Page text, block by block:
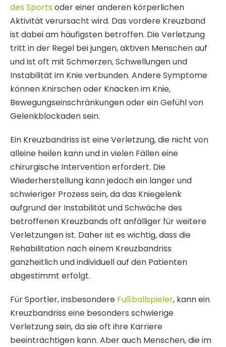
des Sportsoder einer anderen körperlichen
Aktivität verursacht wird. Das vordere Kreuzband
ist dabei am häufigsten betroffen. Die Verletzung
tritt in der Regel bei jungen, aktiven Menschen auf
und ist oft mit Schmerzen, Schwellungen und
Instabilität im Knie verbunden. Andere Symptome
können Knirschen oder Knacken im Knie,
Bewegungseinschränkungen oder ein Gefühl von
Gelenkblockaden sein.
Ein Kreuzbandriss ist eine Verletzung, die nicht von
alleine heilen kann und in vielen Fällen eine
chirurgische Intervention erfordert. Die
Wiederherstellung kann jedoch ein langer und
schwieriger Prozess sein, da das Kniegelenk
aufgrund der Instabilität und Schwäche des
betroffenen Kreuzbands oft anfälliger für weitere
Verletzungen ist. Daher ist es wichtig, dass die
Rehabilitation nach einem Kreuzbandriss
ganzheitlich und individuell auf den Patienten
abgestimmt erfolgt.
Für Sportler, insbesondere Fußballspieler, kann ein
Kreuzbandriss eine besonders schwierige
Verletzung sein, da sie oft ihre Karriere
beeinträchtigen kann. Aber auch Menschen, die im